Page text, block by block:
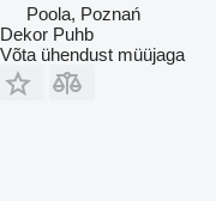
Poola, Poznań
Dekor Puhb
Võta ühendust müüjaga